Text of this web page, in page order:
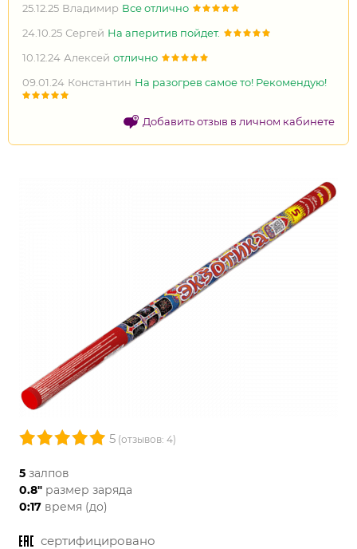
25.12.25 Владимир Все отлично
24.10.25 Сергей На аперитив пойдет.
10.12.24 Алексей отлично
09.01.24 Константин На разогрев самое то! Рекомендую!
Добавить отзыв в личном кабинете
5 (отзывов: 4)
5 залпов
0.8" размер заряда
0:17 время (до)
сертифицировано